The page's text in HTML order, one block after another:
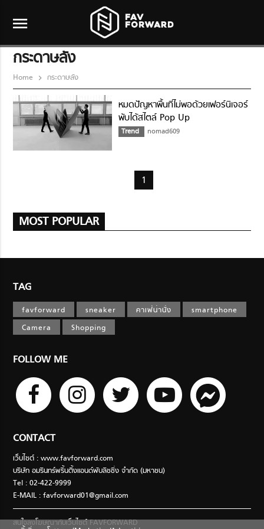
menu
กระดาษลัง
Home กระดาษลัง
หมดปัญหาพื้นที่ไม่พอด้วยเฟอร์นิเจอร์
พับได้สไตล์ Pop Up
Trend nomad609
1
MOST POPULAR
TAG
favforward sneaker คาเฟ่น่านั่ง
smartphone
Camera
Shopping
FOLLOW ME
CONTACT
เว็บไซต์ : www.favforward.com
บริษัท อมรินทร์พริ้นติ้งแอนด์พับลิชชิ่ง จำกัด (มหาชน)
Tel : 02-422-9999
E-MAIL :favforward01@gmail.com
สนใจลงโฆษณากับเว็บไซต์ FAVFORWARD